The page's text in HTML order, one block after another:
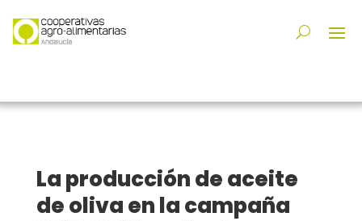
La producción de aceite
de oliva en la campaña